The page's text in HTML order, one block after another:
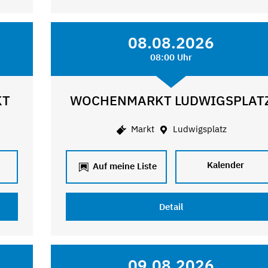
08.08.2026
08:00 Uhr
WOCHENMARKT
Markt Ludwigsplatz
Auf meine Liste Kalender
Detail